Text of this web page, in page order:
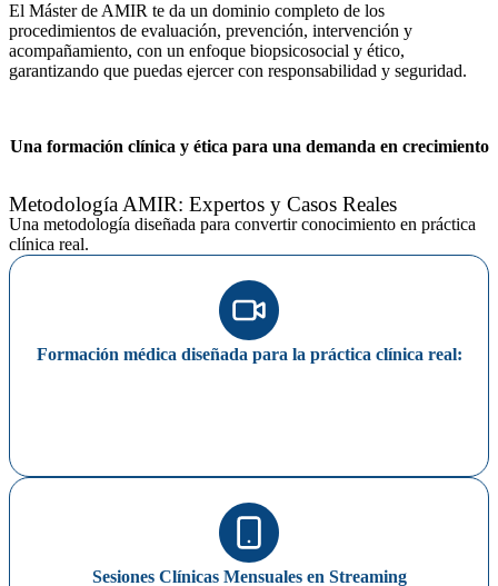
El Máster de AMIR te da un dominio completo de los
procedimientos de evaluación, prevención, intervención y
acompañamiento, con un enfoque biopsicosocial y ético,
garantizando que puedas ejercer con responsabilidad y seguridad.
Una formación clínica y ética para una demanda en crecimiento
Metodología AMIR: Expertos y Casos Reales
Una metodología diseñada para convertir conocimiento en práctica
clínica real.
Formación médica diseñada para la práctica clínica real:
Sesiones Clínicas Mensuales en Streaming